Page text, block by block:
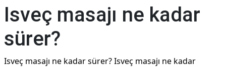
Isveç masajı ne kadar
sürer?
Isveç masajı ne kadar sürer? Isveç masajı ne kadar